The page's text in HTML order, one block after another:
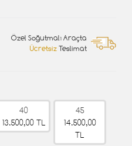
Özel Soğutmalı Araçta
Ücretsiz Teslimat
40
13.500,00 TL
45
14.500,00
TL